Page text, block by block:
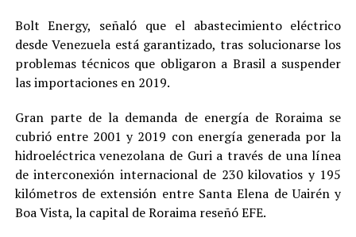
Bolt Energy, señaló que el abastecimiento eléctrico
desde Venezuela está garantizado, tras solucionarse los
problemas técnicos que obligaron a Brasil a suspender
las importaciones en 2019.
Gran parte de la demanda de energía de Roraima se
cubrió entre 2001 y 2019 con energía generada por la
hidroeléctrica venezolana de Guri a través de una línea
de interconexión internacional de 230 kilovatios y 195
kilómetros de extensión entre Santa Elena de Uairén y
Boa Vista, la capital de Roraima reseñó EFE.